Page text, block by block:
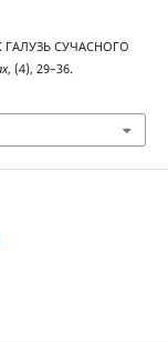
ГАЛУЗЬ СУЧАСНОГО
, (4), 29–36.